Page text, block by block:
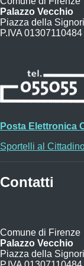
Palazzo Vecchio
Piazza della
P.IVA 01307110484
Posta Elettronica
Sportelli al
Contatti
Comune di Firenze
Palazzo Vecchio
Piazza della